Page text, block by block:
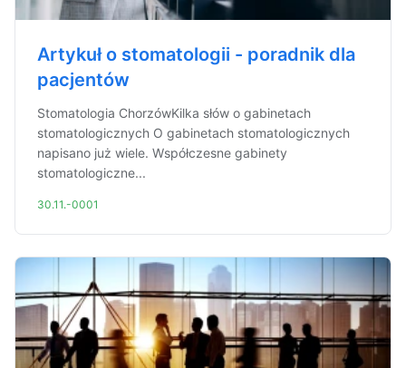
Artykuł o stomatologii - poradnik dla
pacjentów
Stomatologia ChorzówKilka słów o gabinetach
stomatologicznych O gabinetach stomatologicznych
napisano już wiele. Współczesne gabinety
stomatologiczne...
30.11.-0001